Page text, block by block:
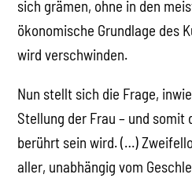
sich grämen, ohne in den
ökonomische Grundlage des
wird verschwinden.
Nun stellt sich die Frage,
Stellung der Frau – und somit
berührt sein wird. (…)
aller, unabhängig vom